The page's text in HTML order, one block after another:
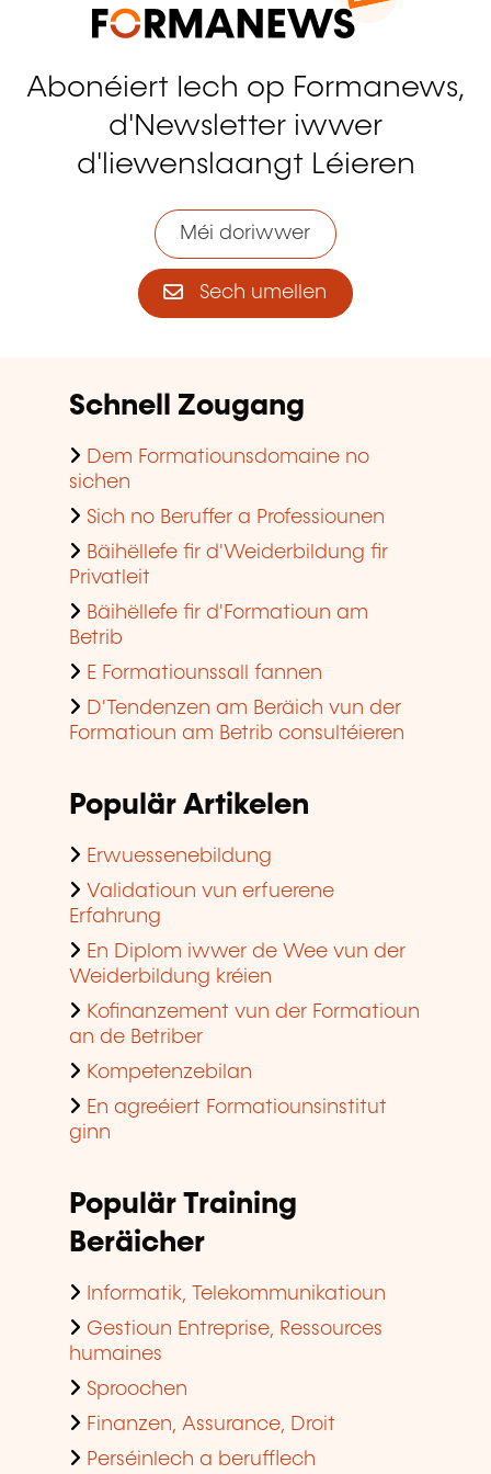
Abonéiert Iech op Formanews,
d'Newsletter iwwer
d'liewenslaangt Léieren
Méi doriwwer
Sech umellen
Schnell Zougang
Dem Formatiounsdomaine no
sichen
Sich no Beruffer a Professiounen
Bäihëllefe fir d'Weiderbildung fir
Privatleit
Bäihëllefe fir d'Formatioun am
Betrib
E Formatiounssall fannen
D'Tendenzen am Beräich vun der
Formatioun am Betrib consultéieren
Populär Artikelen
Erwuessenebildung
Validatioun vun erfuerene
Erfahrung
En Diplom iwwer de Wee vun der
Weiderbildung kréien
Kofinanzement vun der Formatioun
an de Betriber
Kompetenzebilan
En agreéiert Formatiounsinstitut
ginn
Populär Training
Beräicher
Informatik, Telekommunikatioun
Gestioun Entreprise, Ressources
humaines
Sproochen
Finanzen, Assurance, Droit
Perséinlech a berufflech